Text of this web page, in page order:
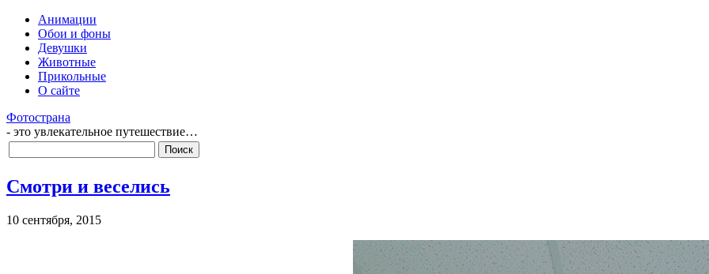
Анимации
Обои и фоны
Девушки
Животные
Прикольные
О сайте
Фотострана
- это увлекательное путешествие…
Смотри и веселись
10 сентября, 2015